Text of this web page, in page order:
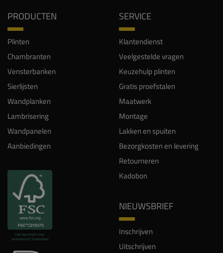
PRODUCTEN
Plinten
Chambranten
Vensterbanken
Sierlijsten
Wandplanken
Lambrisering
Wandpanelen
Aanbiedingen
SERVICE
Klantendienst
Veelgestelde vragen
Keuzehulp plinten
Gratis proefstalen
Maatwerk
Montage
Lakken en spuiten
Bezorgkosten en levering
Retourneren
Kadobon
NIEUWSBRIEF
Inschrijven
Uitschrijven